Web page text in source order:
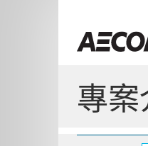
content
專案